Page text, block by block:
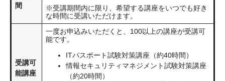
間
※受講期間内に限り、希望する講座をいつでも好き
な時間に受講いただけます。
受講可
能講座
一度お申込みいただくと、100以上の講座が受講可
能です。
ITパスポート試験対策講座（約40時間）
情報セキュリティマネジメント試験対策講座
（約20時間）